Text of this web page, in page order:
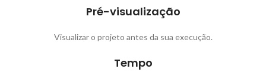
Pré-visualização
Visualizar o projeto antes da sua execução.
Tempo